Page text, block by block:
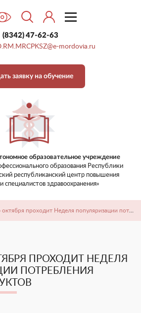
образовательное учреждение
образованияРеспублики
республиканский центрповышения
специалистов здравоохранения»
заявку на обучение
(8342) 47-62-63
mordovia.ru
проходит Неделя популяризации потребления овощей и фруктов
ПРОХОДИТ НЕДЕЛЯ
ПОТРЕБЛЕНИЯ